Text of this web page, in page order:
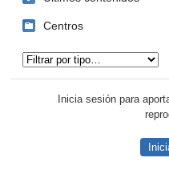
Centros
Inicia sesión para